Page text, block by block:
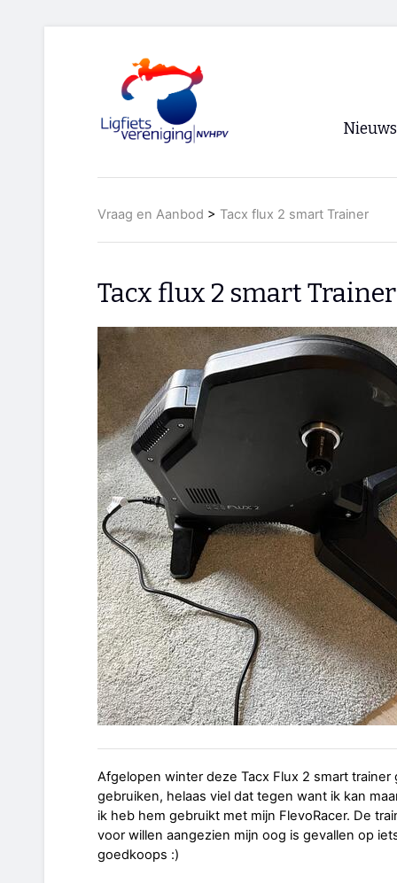
Nieuws
Vraag en Aanbod > Tacx flux 2 smart Trainer
Tacx flux 2 smart Trainer
Afgelopen winter deze Tacx Flux 2 smart
gebruiken, helaas viel dat tegen want ik kan
ik heb hem gebruikt met mijn FlevoRacer. De
voor willen aangezien mijn oog is gevallen op
goedkoops :)